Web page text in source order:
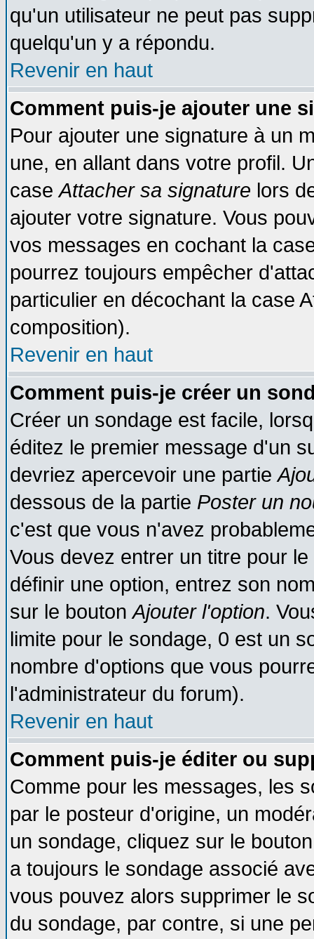
qu'un utilisateur ne peut pas
quelqu'un y a répondu.
Revenir en haut
Comment puis-je ajouter une
Pour ajouter une signature à un
une, en allant dans votre profil.
caseAttacher sa signature lors
ajouter votre signature. Vous
vos messages en cochant la
pourrez toujours empêcher
particulier en décochant la case
composition).
Revenir en haut
Comment puis-je créer un
Créer un sondage est facile,
éditez le premier message d'un
devriez apercevoir une partie
dessous de la partie Poster un
c'est que vous n'avez
Vous devez entrer un titre pour
définir une option, entrez son
sur le boutonAjouter l'option.
limite pour le sondage, 0 est un
nombre d'options que vous
l'administrateur du forum).
Revenir en haut
Comment puis-je éditer ou
Comme pour les messages, les
par le posteur d'origine, un
un sondage, cliquez sur le
a toujours le sondage associé
vous pouvez alors supprimer le
du sondage, par contre, si une